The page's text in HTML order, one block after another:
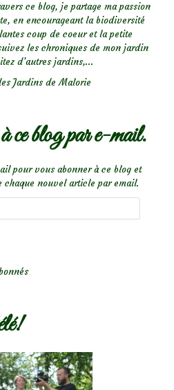
ce blog, je partage ma passion
en encourageant la biodiversité
coup de coeur et la petite
les chroniques de mon jardin
d’autres jardins,...
Jardins de Malorie
ce blog par e-mail.
pour vous abonner à ce blog et
nouvel article par email.